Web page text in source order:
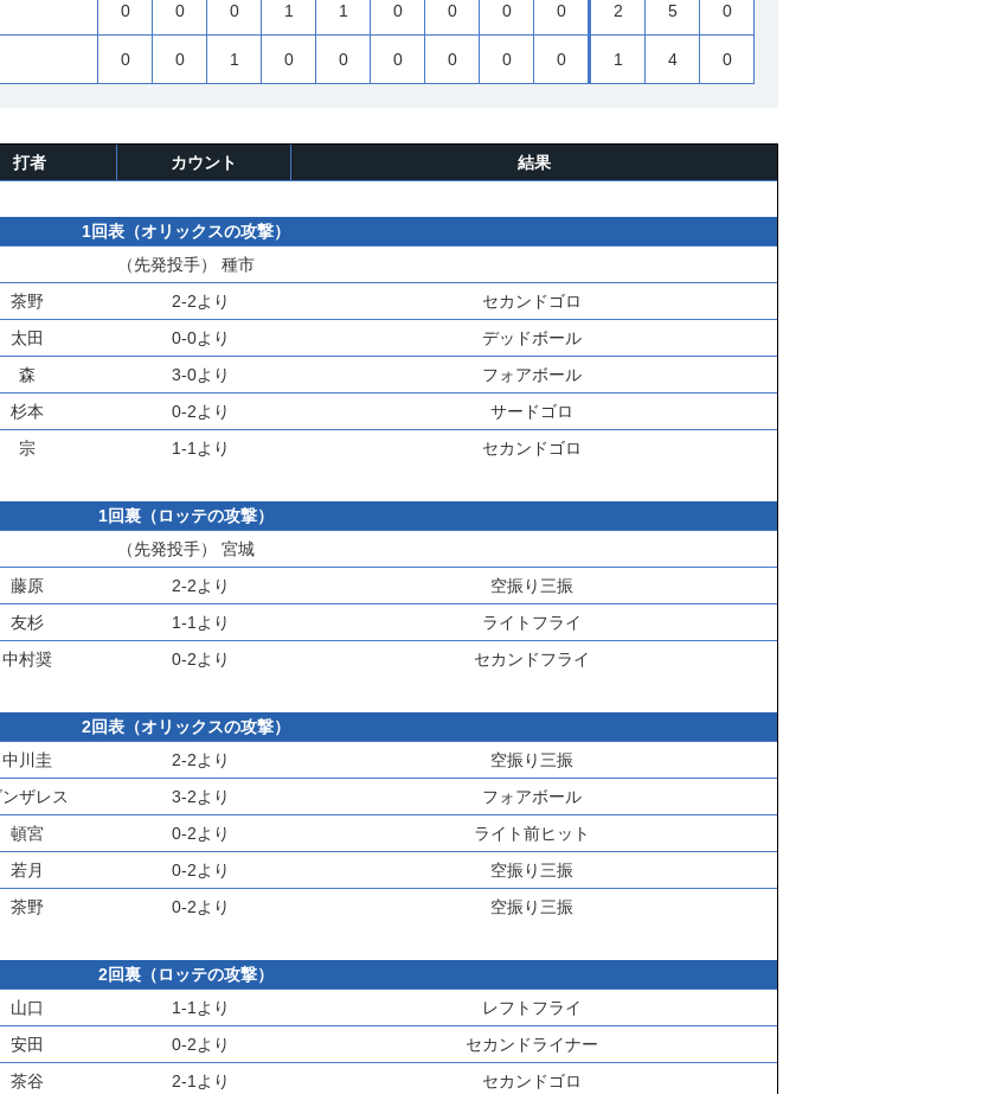
0 0 0 1 1 0 0 0 0 2 5 0
0 0 1 0 0 0 0 0 0 1 4 0
打者 カウント 結果
1回表（オリックスの攻撃）
（先発投手） 種市
茶野 2-2より
セカンドゴロ
太田 0-0より
デッドボール
森 3-0より
フォアボール
杉本 0-2より
サードゴロ
宗 1-1より セカンドゴロ
1回裏（ロッテの攻撃）
（先発投手） 宮城
藤原 2-2より
空振り三振
友杉 1-1より
ライトフライ
中村奨 0-2より セカンドフライ
2回表（オリックスの攻撃）
中川圭 2-2より
空振り三振
ンザレス 3-2より
フォアボール
頓宮 0-2より
ライト前ヒット
若月 0-2より
空振り三振
茶野 0-2より 空振り三振
2回裏（ロッテの攻撃）
山口 1-1より
レフトフライ
安田 0-2より
セカンドライナー
茶谷 2-1より セカンドゴロ